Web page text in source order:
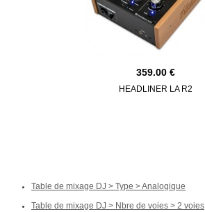
359.00
HEADLINER LA R2
Table de mixage DJ > Type > Analogique
Table de mixage DJ > Nbre de voies > 2 voies